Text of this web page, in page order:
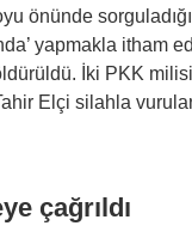
önünde
yapmakla itham
İki PKK
Elçi silahla
çağrıldı